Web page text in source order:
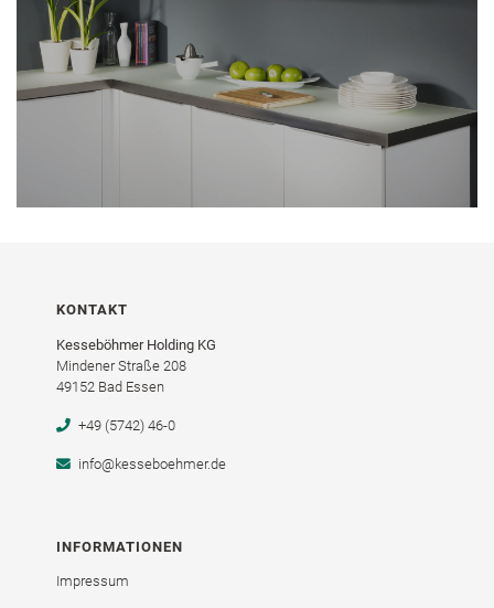
KONTAKT
Kesseböhmer Holding KG
Mindener Straße 208
49152 Bad Essen
+49 (5742) 46-0
info@kesseboehmer.de
INFORMATIONEN
Impressum